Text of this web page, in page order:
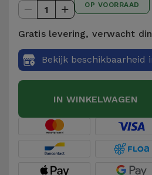
merken
Bekijk
alles
Gadgets
Hygiëne
en Huis
Koffers
Trackers
1 OP VOORRAAD
Gratis levering, verwacht
Bekijk beschikbaarheid
IN WINKELWAGEN